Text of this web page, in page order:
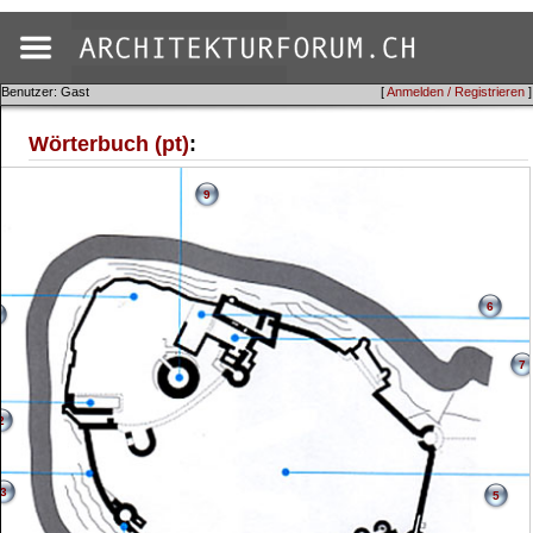
[Anmelden / Registrieren ]
Benutzer: Gast
Wörterbuch (pt):
3 5
6
7
9